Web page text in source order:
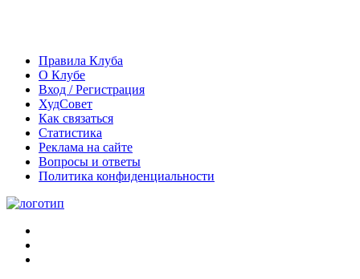
Правила Клуба
О Клубе
Вход / Регистрация
ХудСовет
Как связаться
Статистика
Реклама на сайте
Вопросы и ответы
Политика конфиденциальности